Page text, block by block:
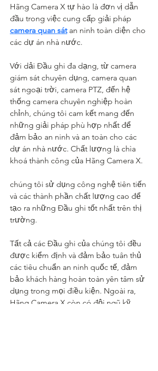
Hãng Camera X tự hào là đơn vị dẫn
đầu trong việc cung cấp giải pháp
camera quan sát an ninh toàn diện cho
các dự án nhà nước.
Với dải Đầu ghi đa dạng, từ camera
giám sát chuyên dụng, camera quan
sát ngoại trời, camera PTZ, đến hệ
thống camera chuyên nghiệp hoàn
chỉnh, chúng tôi cam kết mang đến
những giải pháp phù hợp nhất để
đảm bảo an ninh và an toàn cho các
dự án nhà nước. Chất lượng là chìa
khoá thành công của Hãng Camera X.
chúng tôi sử dụng công nghệ tiên tiến
và các thành phần chất lượng cao để
tạo ra những Đầu ghi tốt nhất trên thị
trường.
Tất cả các Đầu ghi của chúng tôi đều
được kiểm định và đảm bảo tuân thủ
các tiêu chuẩn an ninh quốc tế, đảm
bảo khách hàng hoàn toàn yên tâm sử
dụng trong mọi điều kiện. Ngoài ra,
Hãng Camera X còn có đội ngũ kỹ